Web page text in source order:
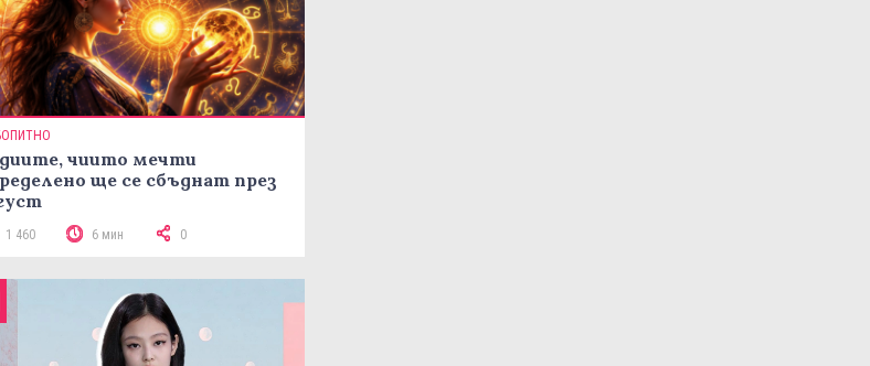
чиито мечти
ще се сбъднат през
1 460 6 мин 0